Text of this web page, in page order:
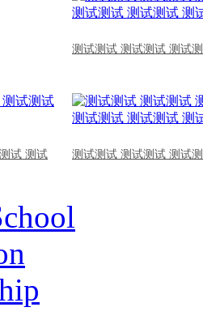
测试测试 测试测试 测试
试 测试 测试测试 测试测试 测试